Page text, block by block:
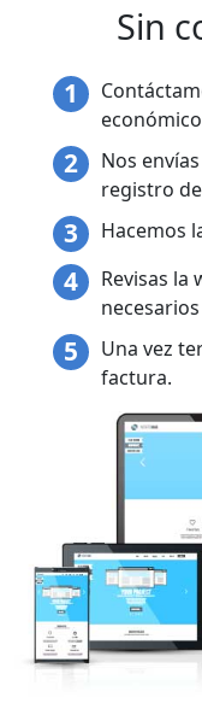
Sin
Nos
registro
Hacemos
Revisas la
Una vez
factura.